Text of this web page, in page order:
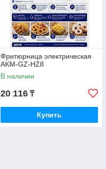
Фритюрница электрическая
AKM-GZ-HZ8
В наличии
20 116 ₸
Купить